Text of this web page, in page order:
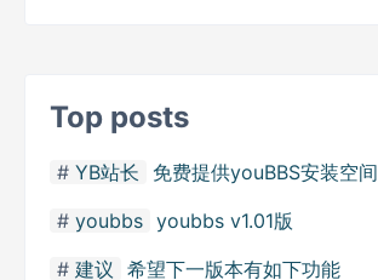
Top posts
YB站长
免费提供youBBS安装空间
youbbs youbbs v1.01版
建议 希望下一版本有如下功能